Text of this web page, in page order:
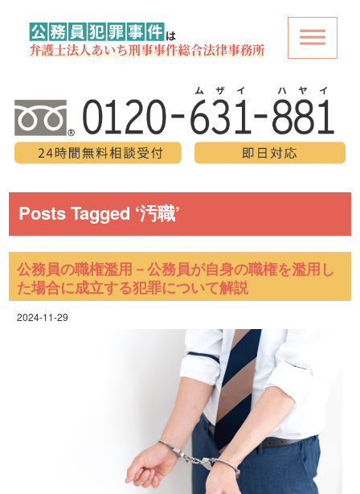
Posts Tagged ‘汚職’
公務員の職権濫用－公務員が自身の職権を濫用し
た場合に成立する犯罪について解説
2024-11-29